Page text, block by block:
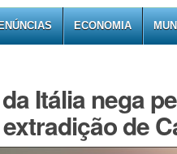
ECONOMIA
Itália nega
de